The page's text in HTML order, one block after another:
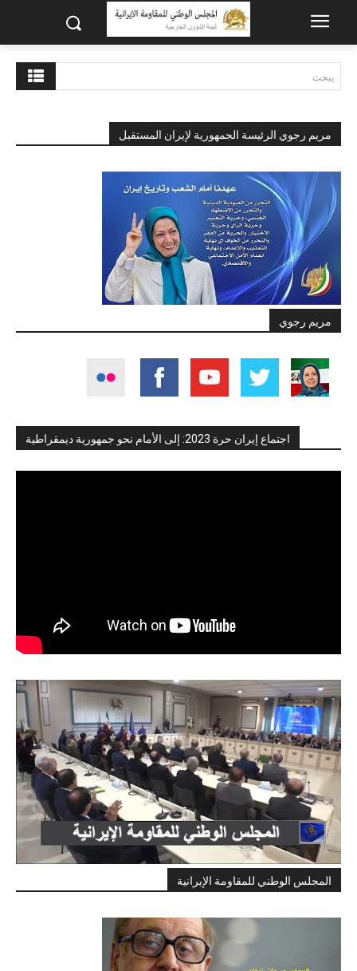
يبحث
مريم رجوي الرئيسة الجمهورية لإيران المستقبل
مريم رجوي
اجتماع إيران حرة 2023: إلى الأمام نحو جمهورية ديمقراطية
المجلس الوطني للمقاومة الإيرانية